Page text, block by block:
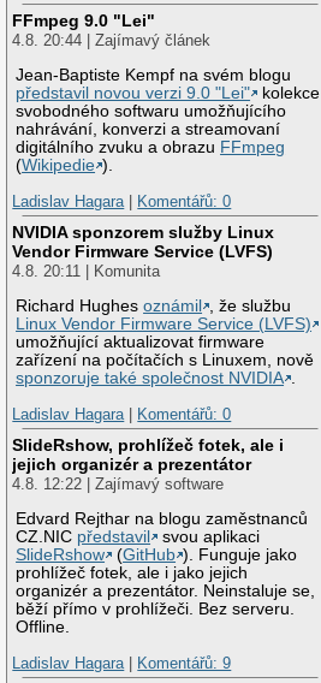
FFmpeg 9.0 "Lei"
4.8. 20:44 | Zajímavý článek
Jean-Baptiste Kempf na svém blogu
představil novou verzi 9.0 "Lei"
kolekce
svobodného softwaru umožňujícího
nahrávání, konverzi a streamovaní
digitálního zvuku a obrazu FFmpeg
(Wikipedie ).
Ladislav Hagara
Komentářů: 0
NVIDIA sponzorem služby Linux
Vendor Firmware Service (LVFS)
4.8. 20:11 | Komunita
Richard Hughesoznámil
, že službu
Linux Vendor Firmware Service (LVFS)
umožňující aktualizovat firmware
zařízení na počítačích s Linuxem, nově
sponzoruje také společnost NVIDIA .
Ladislav Hagara | Komentářů: 0
SlideRshow, prohlížeč fotek, ale i
jejich organizér a prezentátor
4.8. 12:22 | Zajímavý software
Edvard Rejthar na blogu zaměstnanců
CZ.NIC představil
svou aplikaci
SlideRshow
(GitHub ). Funguje jako
prohlížeč fotek, ale i jako jejich
organizér a prezentátor. Neinstaluje se,
běží přímo v prohlížeči. Bez serveru.
Offline.
Ladislav Hagara | Komentářů: 9